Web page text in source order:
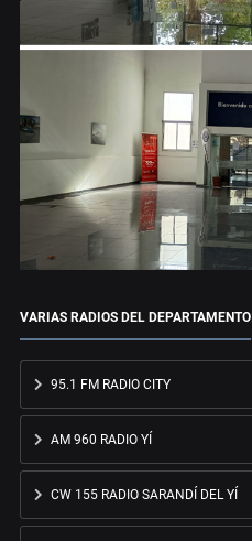
VARIAS RADIOS DEL DEPARTAMENTO
95.1 FM RADIO CITY
AM 960 RADIO YÍ
CW 155 RADIO SARANDÍ DEL YÍ